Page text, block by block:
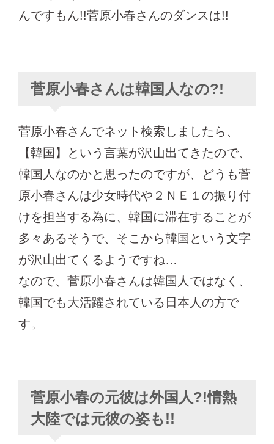
んですもん!!菅原小春さんのダンスは!!
菅原小春さんは韓国人なの?!
菅原小春さんでネット検索しましたら、
【韓国】という言葉が沢山出てきたので、
韓国人なのかと思ったのですが、どうも菅
原小春さんは少女時代や２ＮＥ１の振り付
けを担当する為に、韓国に滞在することが
多々あるそうで、そこから韓国という文字
が沢山出てくるようですね…
なので、菅原小春さんは韓国人ではなく、
韓国でも大活躍されている日本人の方で
す。
菅原小春の元彼は外国人?!情熱
大陸では元彼の姿も!!